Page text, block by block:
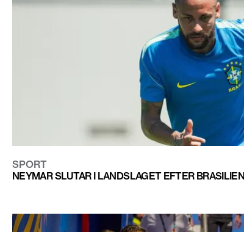
SPORT
NEYMAR SLUTAR I LANDSLAGET EFTER